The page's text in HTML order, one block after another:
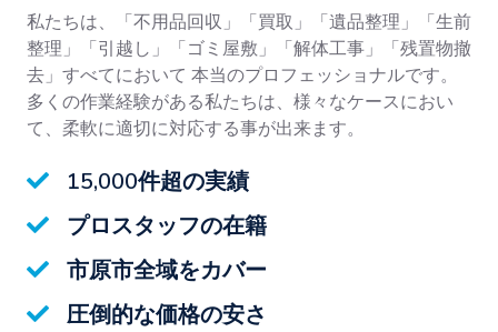
私たちは、「不用品回収」「買取」「遺品整理」「生前
整理」「引越し」「ゴミ屋敷」「解体工事」「残置物撤
去」すべてにおいて 本当のプロフェッショナルです。
多くの作業経験がある私たちは、様々なケースにおい
て、柔軟に適切に対応する事が出来ます。
15,000件超の実績
プロスタッフの在籍
市原市全域をカバー
圧倒的な価格の安さ